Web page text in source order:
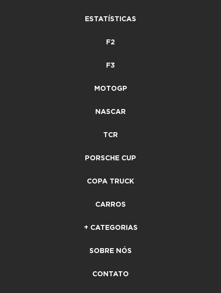
ESTATÍSTICAS
F2
F3
MOTOGP
NASCAR
TCR
PORSCHE CUP
COPA TRUCK
CARROS
+ CATEGORIAS
SOBRE NÓS
CONTATO